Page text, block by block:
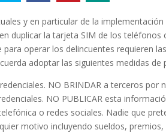
y en particular de la
duplicar la tarjeta SIM de los teléfonos
operar los delincuentes requieren
adoptar las siguientes medidas de
NO BRINDAR a terceros por
NO PUBLICAR esta
o redes sociales. Nadie que
motivo incluyendo sueldos,